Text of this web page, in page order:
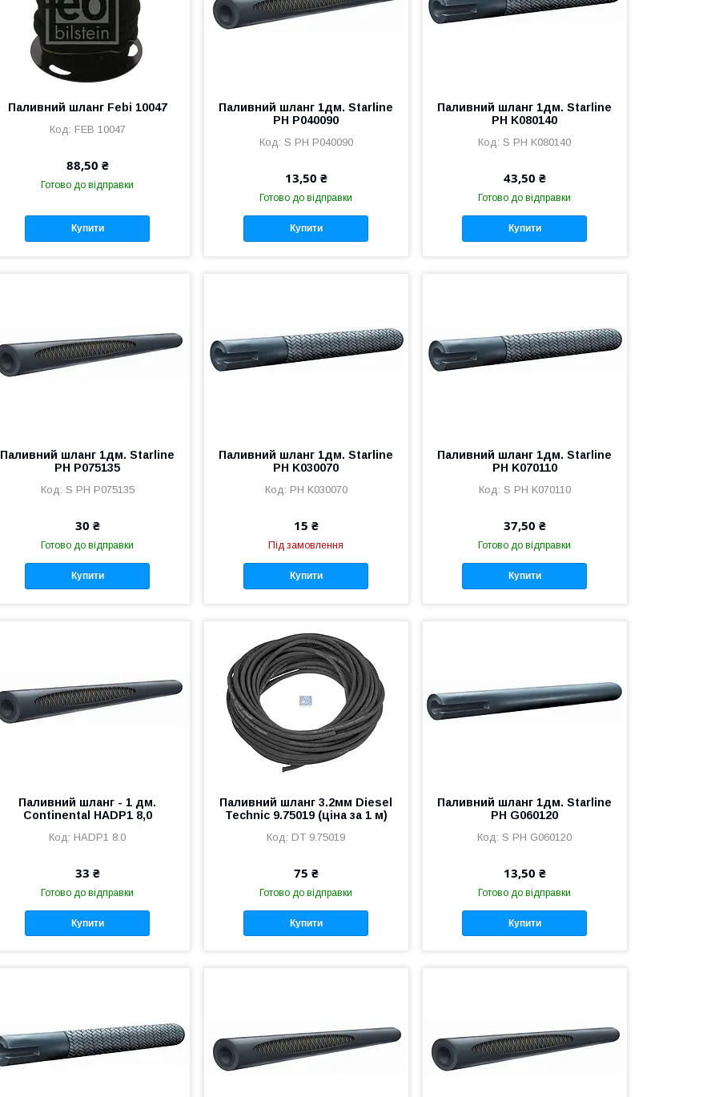
Паливний шланг Febi 10047
FEB 10047
88,50 ₴
Готово до відправки
Купити
Паливний шланг 1дм. Starline
PH P040090
S PH P040090
13,50 ₴
Готово до відправки
Купити
Паливний шланг 1дм. Starline
PH K080140
S PH K080140
43,50 ₴
Готово до відправки
Купити
Паливний шланг 1дм. Starline
PH P075135
S PH P075135
30 ₴
Готово до відправки
Купити
Паливний шланг 1дм. Starline
PH K030070
PH K030070
15 ₴
Під замовлення
Купити
Паливний шланг 1дм. Starline
PH K070110
S PH K070110
37,50 ₴
Готово до відправки
Купити
Паливний шланг - 1 дм.
Continental HADP1 8,0
HADP1 8.0
33 ₴
Готово до відправки
Купити
Паливний шланг 3.2мм Diesel
Technic 9.75019 (ціна за 1 м)
DT 9.75019
75 ₴
Готово до відправки
Купити
Паливний шланг 1дм. Starline
PH G060120
S PH G060120
13,50 ₴
Готово до відправки
Купити